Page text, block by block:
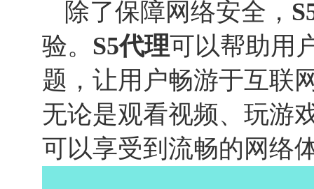
除了保障网络安全，
验。 S5代理可以帮助用
题，让用户畅游于互联
无论是观看视频、玩游
可以享受到流畅的网络